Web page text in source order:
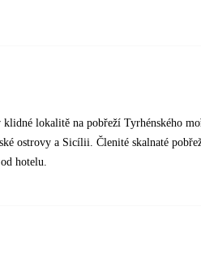
lokalitě na pobřeží Tyrhénského
ostrovy a Sicílii. Členité skalnaté
hotelu.